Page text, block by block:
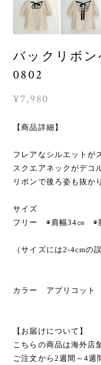
バックリボ
0802
¥7,980
【商品詳細】
フレアなシルエットが
スクエアネックがデコ
リボンで後ろ姿も抜か
サイズ
フリー ◉肩幅34㎝ ◉
（サイズには2-4cmの
カラー アプリコット
【お届けについて】
こちらの商品は海外店
ご注文から2週間～4週